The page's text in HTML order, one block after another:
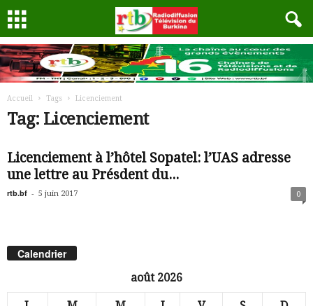
Accueil Tags Licenciement
Tag: Licenciement
Licenciement à l’hôtel Sopatel: l’UAS adresse
une lettre au Présdent du...
rtb.bf - 5 juin 2017 0
Calendrier
août 2026